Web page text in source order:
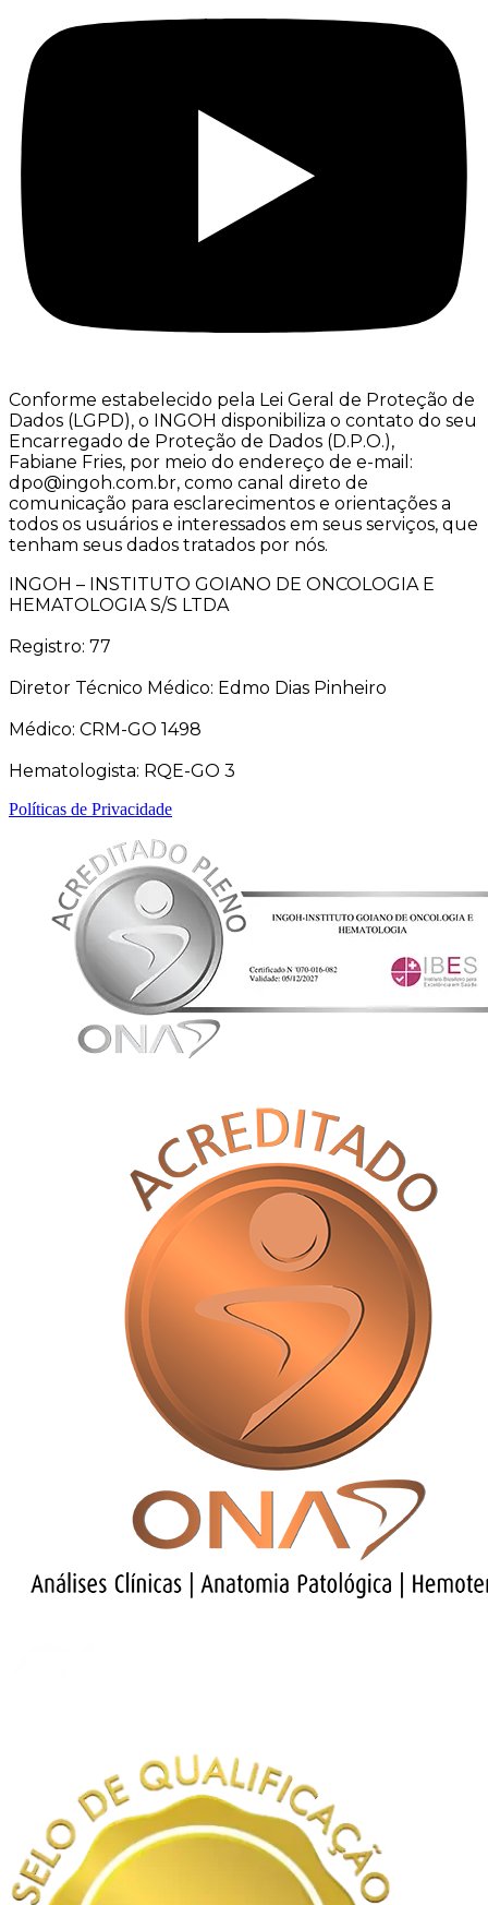
Conforme estabelecido pela Lei Geral de Proteção de
Dados (LGPD), o INGOH disponibiliza o contato do seu
Encarregado de Proteção de Dados (D.P.O.),
Fabiane Fries, por meio do endereço de e-mail:
dpo@ingoh.com.br, como canal direto de
comunicação para esclarecimentos e orientações a
todos os usuários e interessados em seus serviços, que
tenham seus dados tratados por nós.
INGOH – INSTITUTO GOIANO DE ONCOLOGIA E
HEMATOLOGIA S/S LTDA
Registro: 77
Diretor Técnico Médico: Edmo Dias Pinheiro
Médico: CRM-GO 1498
Hematologista: RQE-GO 3
Políticas de Privacidade